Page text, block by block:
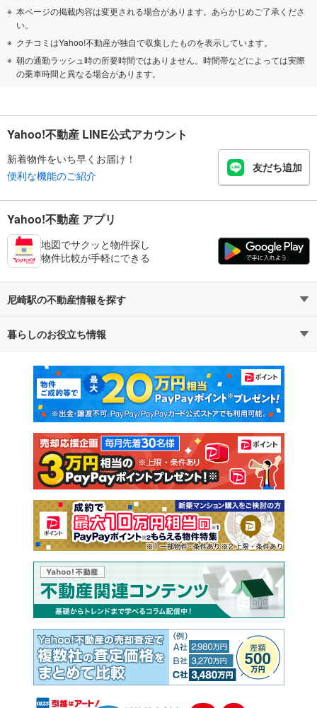
本ページの掲載内容は変更される場合があります。あらかじめご了承くださ
い。
クチコミはYahoo!不動産が独自で収集したものを表示しています。
朝の通勤ラッシュ時の所要時間ではありません。時間帯などによっては実際
の乗車時間と異なる場合があります。
Yahoo!不動産 LINE公式アカウント
新着物件をいち早くお届け！
便利な機能のご紹介
友だち追加
Yahoo!不動産 アプリ
地図でサクッと物件探し
物件比較が手軽にできる
尼崎駅の不動産情報を探す
不動産・住宅
新築マンション 中古マンション
新築一戸建て 中古一戸建て
注文住宅 土地
売却査定
暮らしのお役立ち情報
マンションカタログ 教えて！住まいの先生